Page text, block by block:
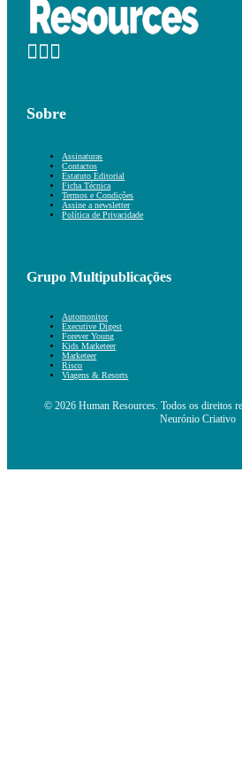
Sobre
Assinaturas
Contactos
Estatuto Editorial
Ficha Técnica
Termos e Condições
Assine a newsletter
Política de Privacidade
Grupo Multipublicações
Automonitor
Executive Digest
Forever Young
Kids Marketeer
Marketeer
Risco
Viagens & Resorts
© 2026 Human Resources. Todos os direitos
Neurónio Criativo